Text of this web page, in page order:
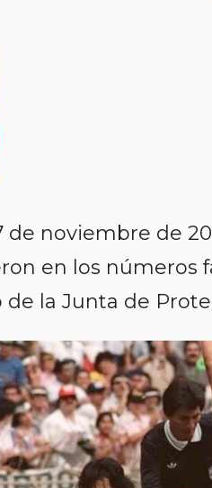
de noviembre de
en los números
la Junta de